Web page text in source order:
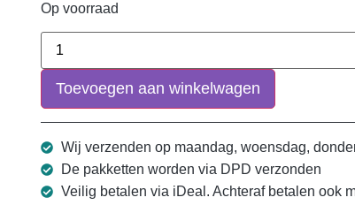
Op voorraad
Toevoegen aan winkelwagen
Wij verzenden op maandag, woensdag,
De pakketten worden via DPD verzonden
Veilig betalen via iDeal. Achteraf betalen ook